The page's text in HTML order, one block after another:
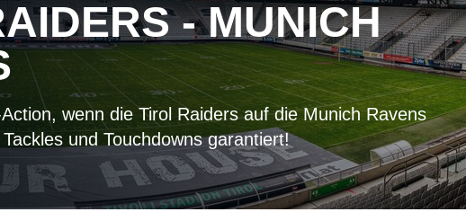
- MUNICH
wenn die Tirol Raiders auf die Munich Ravens
und Touchdowns garantiert!